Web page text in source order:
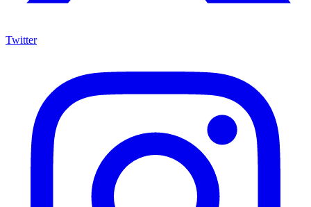
Twitter